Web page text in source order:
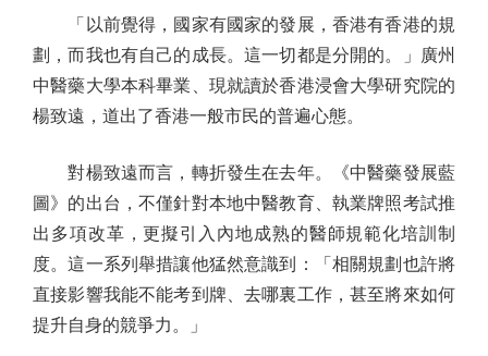
「以前覺得，國家有國家的發展，香港有香港的規
劃，而我也有自己的成長。這一切都是分開的。」廣州
中醫藥大學本科畢業、現就讀於香港浸會大學研究院的
楊致遠，道出了香港一般市民的普遍心態。
對楊致遠而言，轉折發生在去年。《中醫藥發展藍
圖》的出台，不僅針對本地中醫教育、執業牌照考試推
出多項改革，更擬引入內地成熟的醫師規範化培訓制
度。這一系列舉措讓他猛然意識到：「相關規劃也許將
直接影響我能不能考到牌、去哪裏工作，甚至將來如何
提升自身的競爭力。」